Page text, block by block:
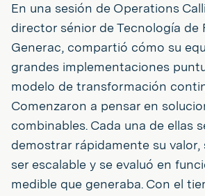
En una sesión de Operations
director sénior de Tecnología de
Generac, compartió cómo su
grandes implementaciones
modelo de transformación
Comenzaron a pensar en
combinables. Cada una de ellas
demostrar rápidamente su valor,
ser escalable y se evaluó en
medible que generaba. Con el